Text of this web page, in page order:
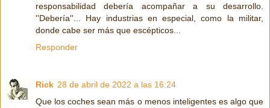
responsabilidad debería acompañar a su desarrollo.
''Debería''... Hay industrias en especial, como la militar,
donde cabe ser más que escépticos...
Responder
Rick 28 de abril de 2022 a las 16:24
Que los coches sean más o menos inteligentes es algo que